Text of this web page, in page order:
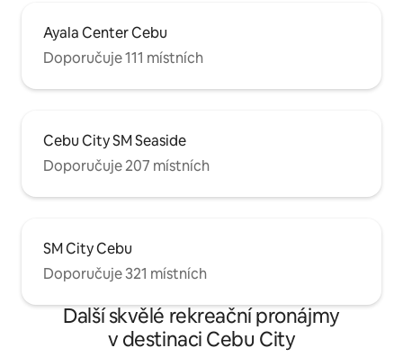
Ayala Center Cebu
Doporučuje 111 místních
Cebu City SM Seaside
Doporučuje 207 místních
SM City Cebu
Doporučuje 321 místních
Další skvělé rekreační pronájmy
v destinaci Cebu City